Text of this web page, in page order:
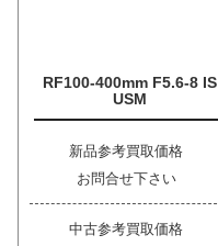
RF100-400mm F5.6-8 IS
USM
新品参考買取価格
お問合せ下さい
中古参考買取価格